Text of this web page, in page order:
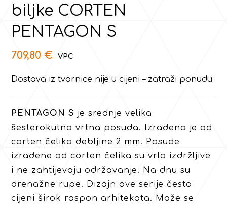
biljke CORTEN
PENTAGON S
709,80€
Dostava iz tvornice nije u cijeni – zatraži ponudu
PENTAGON S je srednje velika
šesterokutna vrtna posuda. Izrađena je od
corten čelika debljine 2 mm. Posude
izrađene od corten čelika su vrlo izdržljive
i ne zahtijevaju održavanje. Na dnu su
drenažne rupe. Dizajn ove serije često
cijeni širok raspon arhitekata. Može se